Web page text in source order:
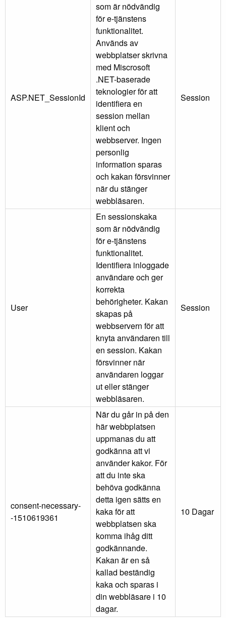
ASP.NET_SessionId
som är nödvändig
för e-tjänstens
funktionalitet.
Används av
webbplatser skrivna
med Miscrosoft
.NET-baserade
teknologier för att
identifiera en
session mellan
klient och
webbserver. Ingen
personlig
information sparas
och kakan försvinner
när du stänger
webbläsaren.
Session
User
En sessionskaka
som är nödvändig
för e-tjänstens
funktionalitet.
Identifiera inloggade
användare och ger
korrekta
behörigheter. Kakan
skapas på
webbservern för att
knyta användaren till
en session. Kakan
försvinner när
användaren loggar
ut eller stänger
webbläsaren.
Session
consent-necessary-
-1510619361
När du går in på den
här webbplatsen
uppmanas du att
godkänna att vi
använder kakor. För
att du inte ska
behöva godkänna
detta igen sätts en
kaka för att
webbplatsen ska
komma ihåg ditt
godkännande.
Kakan är en så
kallad beständig
kaka och sparas i
din webbläsare i 10
dagar.
10 Dagar